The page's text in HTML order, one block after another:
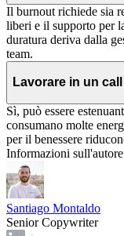
Il burnout richiede sia
liberi e il supporto per
duratura deriva dalla
team.
Lavorare in un
Sì, può essere
consumano molte
per il benessere
Informazioni sull'autore
Santiago Montaldo
Senior Copywriter